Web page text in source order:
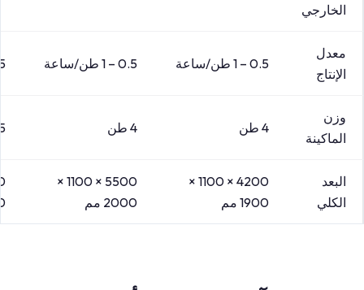
الخارجي
معدل
الإنتاج
0.5 – 1 طن/ساعة 0.5 – 1 طن/ساعة
وزن
الماكينة
4 طن 4 طن 5
البعد
الكلي
4200 × 1100 ×
1900 مم
5500 × 1100 ×
2000 مم